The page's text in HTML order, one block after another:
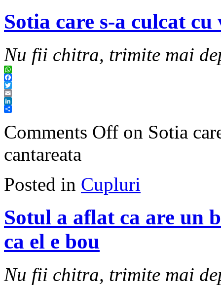
Sotia care s-a culcat
Nu fii chitra, trimite mai
WhatsApp
Facebook
Twitter
Email
LinkedIn
Comments Off on Sotia
cantareata
Posted in Cupluri
Sotul a aflat ca are un
ca el e bou
Nu fii chitra, trimite mai